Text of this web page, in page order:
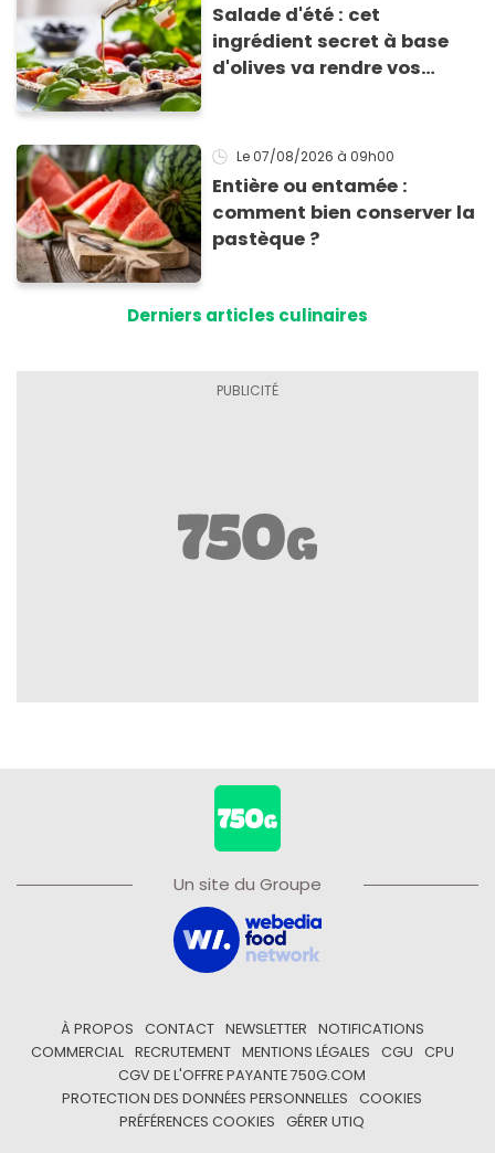
Salade d'été : cet
ingrédient secret à base
d'olives va rendre vos
Le 07/08/2026 à 09h00
Entière ou entamée :
comment bien conserver la
pastèque ?
Derniers articles culinaires
Un site du Groupe
À PROPOS CONTACT NEWSLETTER
NOTIFICATIONS
COMMERCIAL
RECRUTEMENT MENTIONS LÉGALES CGU
CPU
CGV DE L'OFFRE PAYANTE 750G.COM
PROTECTION DES DONNÉES PERSONNELLES
COOKIES
PRÉFÉRENCES COOKIES
GÉRER UTIQ